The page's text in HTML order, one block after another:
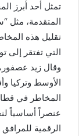
تمثل أحد أبرز
المتقدمة، مثل
تقليل هذه
التي تفتقر إلى
وقال زيد
الأوسط وتركيا
المخاطر في
الرقمية